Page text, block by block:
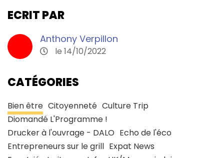
ECRIT PAR
Anthony Verpillon
le 14/10/2022
CATÉGORIES
Bien être Citoyenneté Culture Trip
Diomandé L'Programme !
Drucker à l'ouvrage - DALO Echo de l'éco
Entrepreneurs sur le grill Expat News